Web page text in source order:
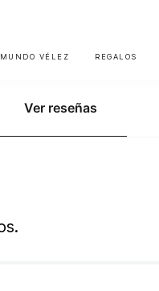
MUNDO VÉLEZ REGALOS
Ver reseñas